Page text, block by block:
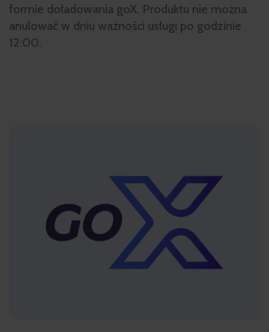
formie doładowania goX. Produktu nie można
anulować w dniu ważności usługi po godzinie
12:00.